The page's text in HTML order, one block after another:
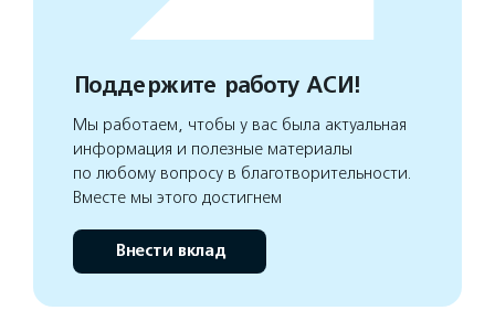
Поддержите работу АСИ!
Мы работаем, чтобы у вас была актуальная
информация и полезные материалы
по любому вопросу в благотворительности.
Вместе мы этого достигнем
Внести вклад